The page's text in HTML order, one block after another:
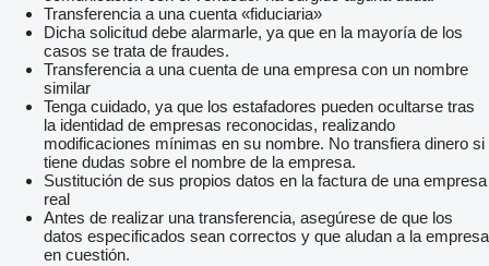
Transferencia a una cuenta «fiduciaria»
Dicha solicitud debe alarmarle, ya que en la mayoría de los
casos se trata de fraudes.
Transferencia a una cuenta de una empresa con un nombre
similar
Tenga cuidado, ya que los estafadores pueden ocultarse tras
la identidad de empresas reconocidas, realizando
modificaciones mínimas en su nombre. No transfiera dinero si
tiene dudas sobre el nombre de la empresa.
Sustitución de sus propios datos en la factura de una empresa
real
Antes de realizar una transferencia, asegúrese de que los
datos especificados sean correctos y que aludan a la empresa
en cuestión.